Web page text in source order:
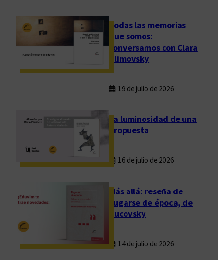
Todas las memorias
que somos:
conversamos con Clara
Klimovsky
19 de julio de 2026
La luminosidad de una
propuesta
16 de julio de 2026
Más allá: reseña de
Fugarse de época, de
Rucovsky
14 de julio de 2026